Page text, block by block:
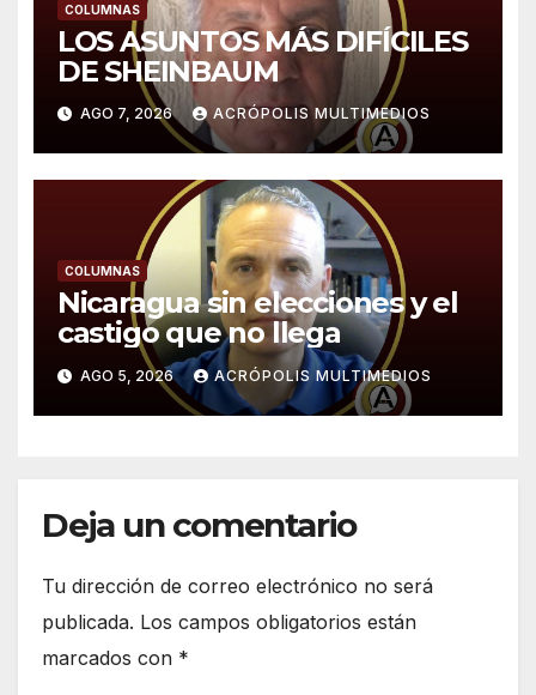
COLUMNAS
LOS ASUNTOS MÁS DIFÍCILES
DE SHEINBAUM
AGO 7, 2026 ACRÓPOLIS MULTIMEDIOS
COLUMNAS
Nicaragua sin elecciones y el
castigo que no llega
AGO 5, 2026 ACRÓPOLIS MULTIMEDIOS
Deja un comentario
Tu dirección de correo electrónico no será
publicada. Los campos obligatorios están
marcados con *